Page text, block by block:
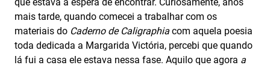
mais tarde, quando comecei a trabalhar com os
materiais do Caderno de Caligraphia com aquela poesia
toda dedicada a Margarida Victória, percebi que quando
lá fui a casa ele estava nessa fase. Aquilo que agora a